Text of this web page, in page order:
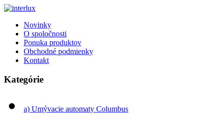
Novinky
O spoločnosti
Ponuka produktov
Obchodné podmienky
Kontakt
Kategórie
a) Umývacie automaty Columbus